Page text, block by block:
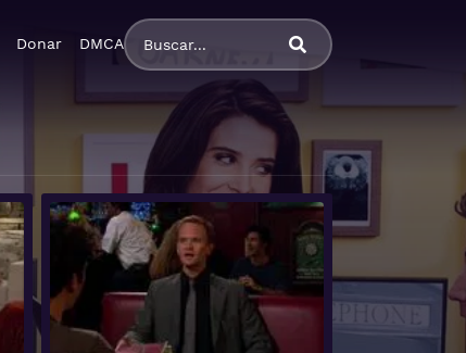
Donar DMCA
Ver